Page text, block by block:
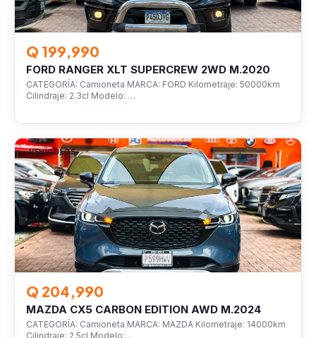
Q 199,990
FORD RANGER XLT SUPERCREW 2WD M.2020
CATEGORÍA: Camioneta MARCA: FORD Kilometraje: 50000km
Cilindraje: 2.3cl Modelo: …
VEHÍCULOS
Q 204,990
MAZDA CX5 CARBON EDITION AWD M.2024
CATEGORÍA: Camioneta MARCA: MAZDA Kilometraje: 14000km
Cilindraje: 2.5cl Modelo:…